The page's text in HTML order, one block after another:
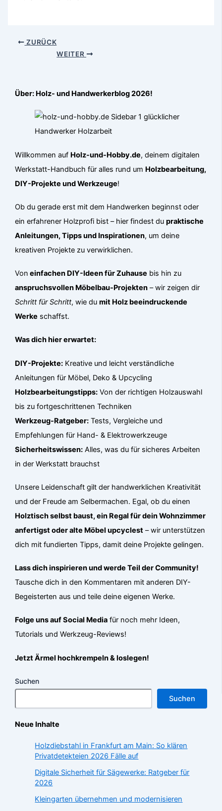
ZURÜCK
WEITER
Über: Holz- und Handwerkerblog 2026!
Willkommen auf Holz-und-Hobby.de, deinem digitalen
Werkstatt-Handbuch für alles rund um Holzbearbeitung,
DIY-Projekte und Werkzeuge!
Ob du gerade erst mit dem Handwerken beginnst oder
ein erfahrener Holzprofi bist – hier findest dupraktische
Anleitungen, Tipps und Inspirationen, um deine
kreativen Projekte zu verwirklichen.
Von einfachen DIY-Ideen für Zuhause bis hin zu
anspruchsvollen Möbelbau-Projekten – wir zeigen dir
Schritt für Schritt, wie dumit Holz beeindruckende
Werke schaffst.
Was dich hier erwartet:
DIY-Projekte: Kreative und leicht verständliche
Anleitungen für Möbel, Deko & Upcycling
Holzbearbeitungstipps: Von der richtigen Holzauswahl
bis zu fortgeschrittenen Techniken
Werkzeug-Ratgeber: Tests, Vergleiche und
Empfehlungen für Hand- & Elektrowerkzeuge
Sicherheitswissen: Alles, was du für sicheres Arbeiten
in der Werkstatt brauchst
Unsere Leidenschaft gilt der handwerklichen Kreativität
und der Freude am Selbermachen. Egal, ob du einen
Holztisch selbst baust, ein Regal für dein Wohnzimmer
anfertigst oder alte Möbel upcyclest – wir unterstützen
dich mit fundierten Tipps, damit deine Projekte gelingen.
Lass dich inspirieren und werde Teil der Community!
Tausche dich in den Kommentaren mit anderen DIY-
Begeisterten aus und teile deine eigenen Werke.
Folge uns auf Social Media für noch mehr Ideen,
Tutorials und Werkzeug-Reviews!
Jetzt Ärmel hochkrempeln & loslegen!
Suchen
Suchen
Neue Inhalte
Holzdiebstahl in Frankfurt am Main: So klären
Privatdetekteien 2026 Fälle auf
Digitale Sicherheit für Sägewerke: Ratgeber für
2026
Kleingarten übernehmen und modernisieren